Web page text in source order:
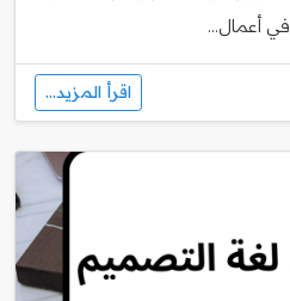
أعمال...
اقرأ المزيد...